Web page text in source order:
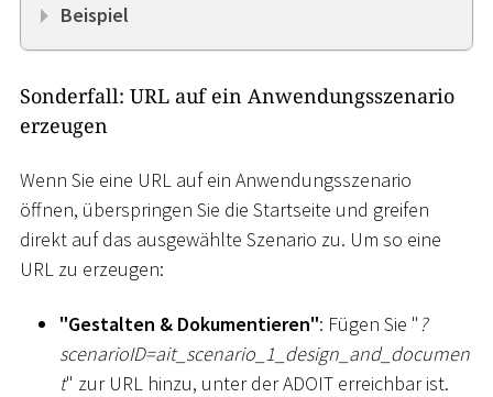
Beispiel
Sonderfall: URL auf ein Anwendungsszenario
erzeugen
Wenn Sie eine URL auf ein Anwendungsszenario
öffnen, überspringen Sie die Startseite und greifen
direkt auf das ausgewählte Szenario zu. Um so eine
URL zu erzeugen:
"Gestalten & Dokumentieren": Fügen Sie "?
scenarioID=ait_scenario_1 design_and_documen
t" zur URL hinzu, unter der ADOIT erreichbar ist.